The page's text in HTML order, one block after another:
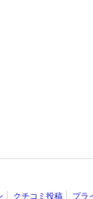
クチコミ投稿 プラ